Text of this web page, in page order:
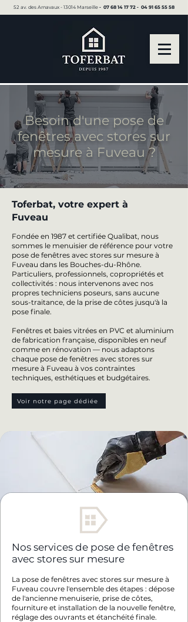
52 av. des Arnavaux - 13014 Marseille ▪︎ 07 68 14 17 72 ▪︎ 04 91 65 55 58
Besoin d'une pose de
fenêtres avec stores sur
mesure à Fuveau ?
Toferbat, votre expert à
Fuveau
Fondée en 1987 et certifiée Qualibat, nous
sommes le menuisier de référence pour votre
pose de fenêtres avec stores sur mesure à
Fuveau dans les Bouches-du-Rhône.
Particuliers, professionnels, copropriétés et
collectivités : nous intervenons avec nos
propres techniciens poseurs, sans aucune
sous-traitance, de la prise de côtes jusqu'à la
pose finale.
Fenêtres et baies vitrées en PVC et aluminium
de fabrication française, disponibles en neuf
comme en rénovation — nous adaptons
chaque pose de fenêtres avec stores sur
mesure à Fuveau à vos contraintes
techniques, esthétiques et budgétaires.
Voir notre page dédiée
Nos services de pose de fenêtres
avec stores sur mesure
La pose de fenêtres avec stores sur mesure à
Fuveau couvre l'ensemble des étapes : dépose
de l'ancienne menuiserie, prise de côtes,
fourniture et installation de la nouvelle fenêtre,
réglage des ouvrants et étanchéité finale.